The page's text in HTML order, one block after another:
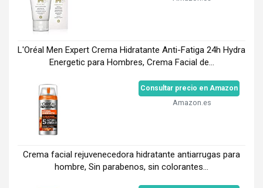
L'Oréal Men Expert Crema Hidratante Anti-Fatiga 24h Hydra
Energetic para Hombres, Crema Facial de...
Consultar precio en Amazon
Amazon.es
Crema facial rejuvenecedora hidratante antiarrugas para
hombre, Sin parabenos, sin colorantes...